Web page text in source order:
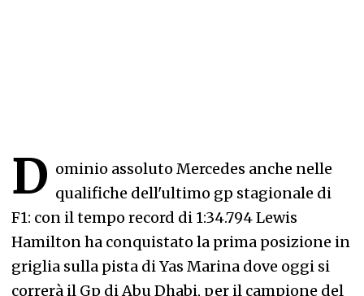
D ominio assoluto Mercedes anche nelle
qualifiche dell'ultimo gp stagionale di
F1: con il tempo record di 1:34.794 Lewis
Hamilton ha conquistato la prima posizione in
griglia sulla pista di Yas Marina dove oggi si
correrà il Gp di Abu Dhabi, per il campione del